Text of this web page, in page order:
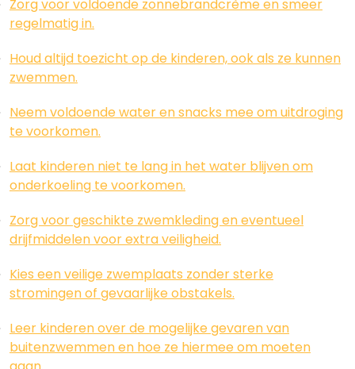
Zorg voor voldoende zonnebrandcrème en smeer
regelmatig in.
Houd altijd toezicht op de kinderen, ook als ze kunnen
zwemmen.
Neem voldoende water en snacks mee om uitdroging
te voorkomen.
Laat kinderen niet te lang in het water blijven om
onderkoeling te voorkomen.
Zorg voor geschikte zwemkleding en eventueel
drijfmiddelen voor extra veiligheid.
Kies een veilige zwemplaats zonder sterke
stromingen of gevaarlijke obstakels.
Leer kinderen over de mogelijke gevaren van
buitenzwemmen en hoe ze hiermee om moeten